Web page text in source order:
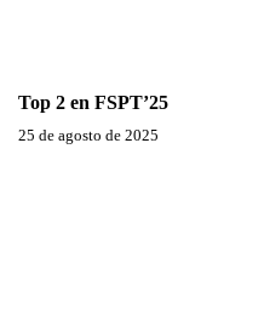
Top 2 en FSPT’25
25 de agosto de 2025